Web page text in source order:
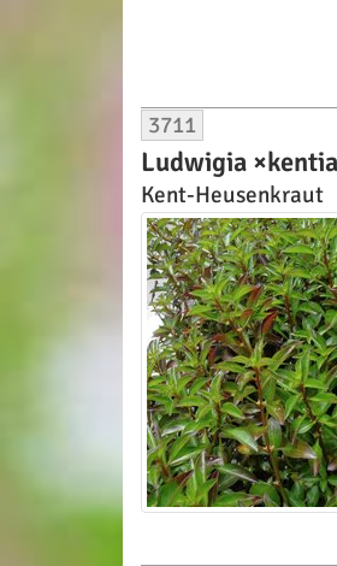
3711
Ludwigia
Kent-Heusenkraut